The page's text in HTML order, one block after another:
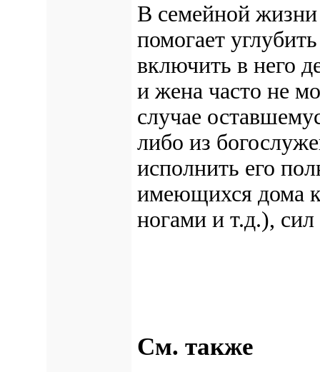
В семейной
помогает
включить в него
и жена часто не
случае
либо из
исполнить его
имеющихся дома
ногами и т.д.),
См. также